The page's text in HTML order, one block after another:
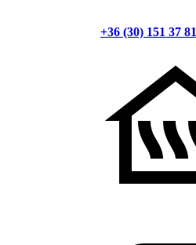
+36 (30) 151 37 81